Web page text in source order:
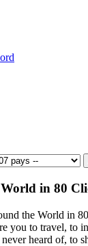
in 80
the World in
you to travel, to
heard of, to